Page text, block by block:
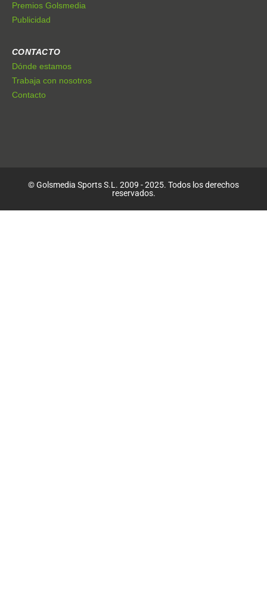
Premios Golsmedia
Publicidad
CONTACTO
Dónde estamos
Trabaja con nosotros
Contacto
© Golsmedia Sports S.L. 2009 - 2025. Todos los derechos
reservados.